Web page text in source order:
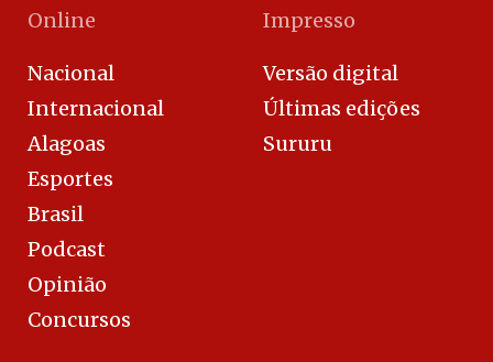
Online
Nacional
Internacional
Alagoas
Esportes
Brasil
Podcast
Opinião
Concursos
Impresso
Versão digital
Últimas edições
Sururu